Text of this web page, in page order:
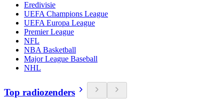
Eredivisie
UEFA Champions League
UEFA Europa League
Premier League
NFL
NBA Basketball
Major League Baseball
NHL
Top radiozenders